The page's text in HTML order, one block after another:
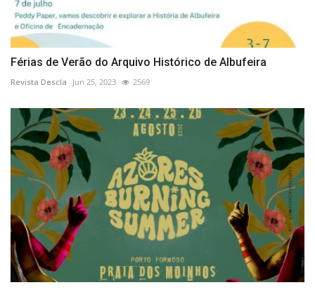
Férias de Verão do Arquivo Histórico de Albufeira
Revista Descla Jun 25, 2023 2569